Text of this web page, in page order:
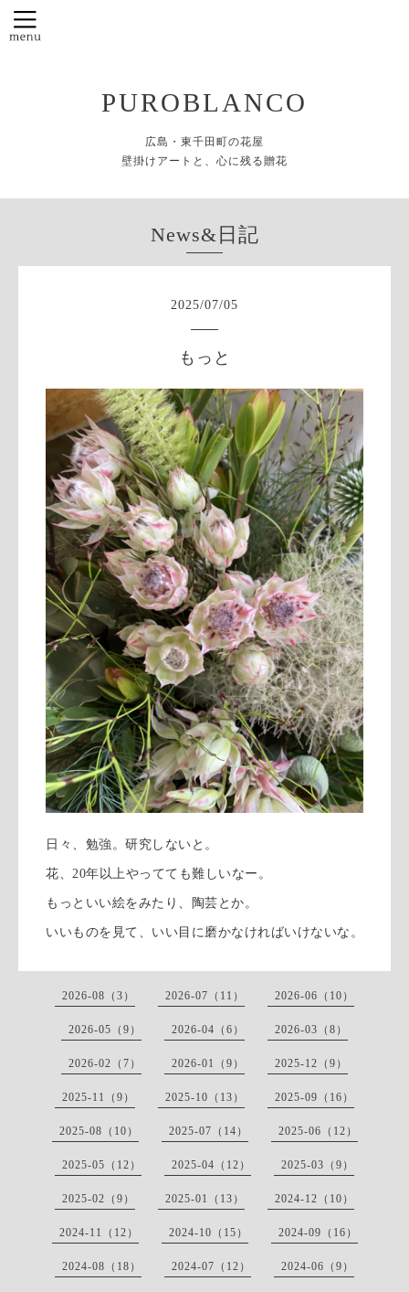
PUROBLANCO
広島・東千田町の花屋
壁掛けアートと、心に残る贈花
News&日記
2025/07/05
もっと
日々、勉強。研究しないと。
花、20年以上やってても難しいなー。
もっといい絵をみたり、陶芸とか。
いいものを見て、いい目に磨かなければいけないな。
2026-08（3） 2026-07（11） 2026-06（10）
2026-05（9） 2026-04（6） 2026-03（8）
2026-02（7） 2026-01（9） 2025-12（9）
2025-11（9） 2025-10（13） 2025-09（16）
2025-08（10） 2025-07（14） 2025-06（12）
2025-05（12） 2025-04（12） 2025-03（9）
2025-02（9） 2025-01（13） 2024-12（10）
2024-11（12） 2024-10（15） 2024-09（16）
2024-08（18） 2024-07（12） 2024-06（9）